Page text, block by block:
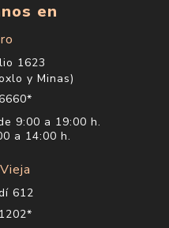
en
1623
y Minas)
9:00 a 19:00 h.
a 14:00 h.
612